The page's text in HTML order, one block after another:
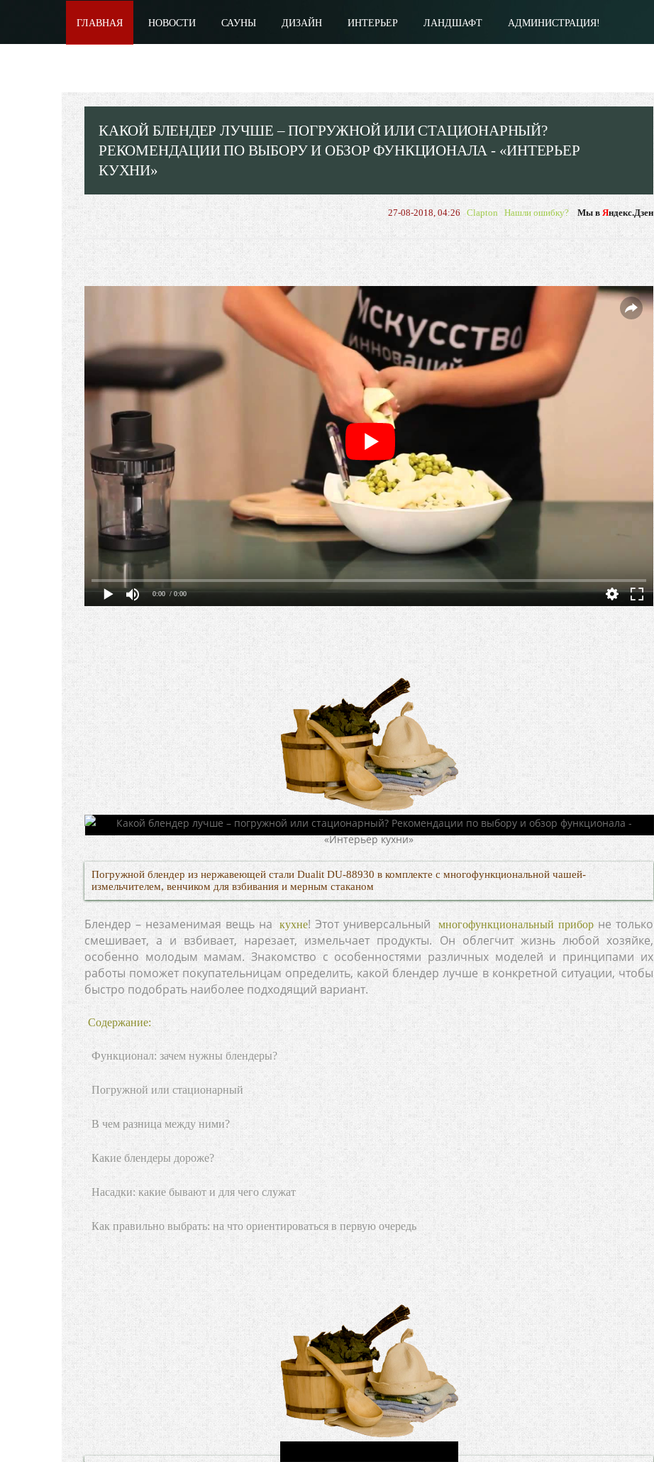
ГЛАВНАЯ НОВОСТИ САУНЫ ДИЗАЙН ИНТЕРЬЕР ЛАНДШАФТ АДМИНИСТРАЦИЯ!
КАКОЙ БЛЕНДЕР ЛУЧШЕ – ПОГРУЖНОЙ ИЛИ СТАЦИОНАРНЫЙ?
РЕКОМЕНДАЦИИ ПО ВЫБОРУ И ОБЗОР ФУНКЦИОНАЛА - «ИНТЕРЬЕР
КУХНИ»
27-08-2018, 04:26 Clapton Нашли ошибку? Мы в Яндекс.Дзен
0:00 / 0:00
Погружной блендер из нержавеющей стали Dualit DU-88930 в комплекте с многофункциональной чашей-
измельчителем, венчиком для взбивания и мерным стаканом
Блендер – незаменимая вещь на кухне! Этот универсальный многофункциональный прибор не только
смешивает, а и взбивает, нарезает, измельчает продукты. Он облегчит жизнь любой хозяйке,
особенно молодым мамам. Знакомство с особенностями различных моделей и принципами их
работы поможет покупательницам определить, какой блендер лучше в конкретной ситуации, чтобы
быстро подобрать наиболее подходящий вариант.
Содержание:
Функционал: зачем нужны блендеры?
Погружной или стационарный
В чем разница между ними?
Какие блендеры дороже?
Насадки: какие бывают и для чего служат
Как правильно выбрать: на что ориентироваться в первую очередь